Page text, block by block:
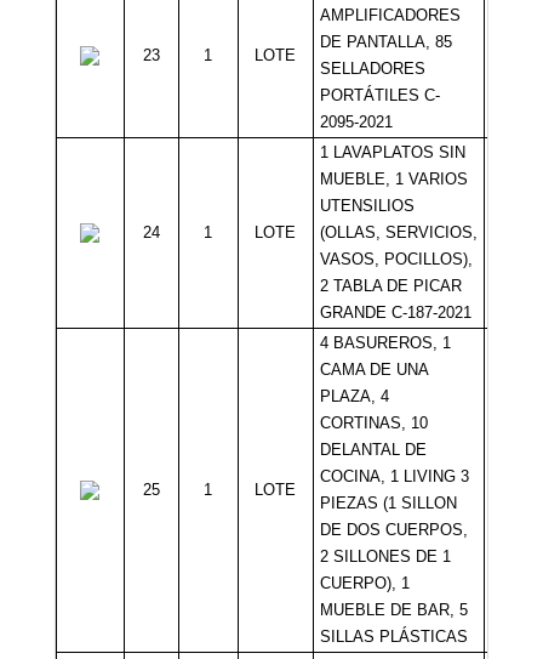
23 1 LOTE
AMPLIFICADORES
DE PANTALLA, 85
SELLADORES
PORTÁTILES C-
2095-2021
24 1 LOTE
1 LAVAPLATOS SIN
MUEBLE, 1 VARIOS
UTENSILIOS
(OLLAS, SERVICIOS,
VASOS, POCILLOS),
2 TABLA DE PICAR
GRANDE C-187-2021
25 1 LOTE
4 BASUREROS, 1
CAMA DE UNA
PLAZA, 4
CORTINAS, 10
DELANTAL DE
COCINA, 1 LIVING 3
PIEZAS (1 SILLON
DE DOS CUERPOS,
2 SILLONES DE 1
CUERPO), 1
MUEBLE DE BAR, 5
SILLAS PLÁSTICAS